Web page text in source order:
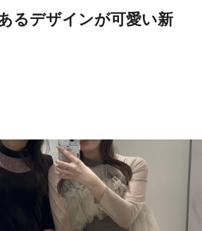
るデザインが可愛い新